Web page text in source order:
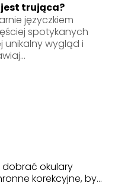
trująca?
języczkiem
spotykanych
unikalny wygląd i
dobrać okulary
korekcyjne, by